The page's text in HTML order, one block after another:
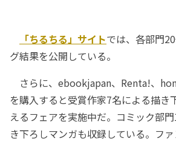
「ちるちる」サイトでは、各部門
グ結果を公開している。
さらに、ebookjapan、Renta!、
を購入すると受賞作家7名による描き
えるフェアを実施中だ。コミック部
き下ろしマンガも収録している。フ